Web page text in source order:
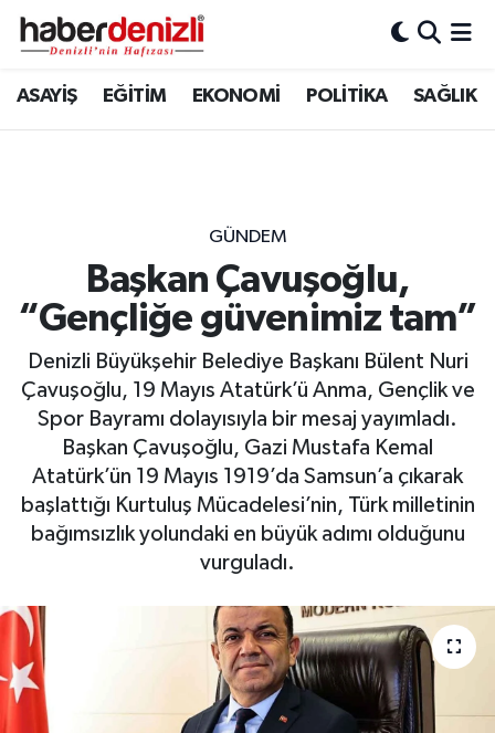
ASAYİŞ EĞİTİM EKONOMİ POLİTİKA SAĞLIK
GÜNDEM
Başkan Çavuşoğlu,
“Gençliğe güvenimiz tam”
Denizli Büyükşehir Belediye Başkanı Bülent Nuri
Çavuşoğlu, 19 Mayıs Atatürk’ü Anma, Gençlik ve
Spor Bayramı dolayısıyla bir mesaj yayımladı.
Başkan Çavuşoğlu, Gazi Mustafa Kemal
Atatürk’ün 19 Mayıs 1919’da Samsun’a çıkarak
başlattığı Kurtuluş Mücadelesi’nin, Türk milletinin
bağımsızlık yolundaki en büyük adımı olduğunu
vurguladı.
Denizli Nöbetçi Eczaneler
Tüm Manşetler
Son Dakika Haberleri
Haber Arşivi